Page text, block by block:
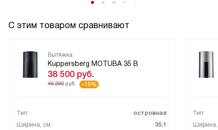
С этим товаром сравнивают
Вытяжка
Kuppersberg MOTUBA 35 B
38 500 руб.
45 290 руб. -15%
Тип:
островная
Ширина, см:
35.1
Тип: